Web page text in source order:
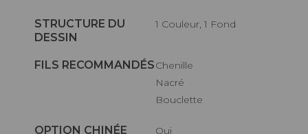
STRUCTURE DU
DESSIN
1 Couleur, 1 Fond
FILS RECOMMANDÉS
Chenille
Nacré
Bouclette
OPTION CHINÉE Oui